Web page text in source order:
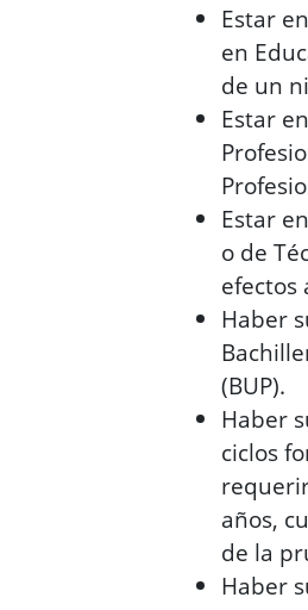
Estar
en
de un
Estar
Estar
o de
efectos
Haber
(BUP).
Haber
ciclos
años,
de la
Haber